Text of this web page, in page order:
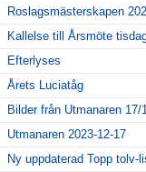
Roslagsmästerskapen
Kallelse till Årsmöte
Efterlyses
Årets Luciatåg
Bilder från Utmanaren 17/
Utmanaren 2023-12-17
Ny uppdaterad Topp tolv-